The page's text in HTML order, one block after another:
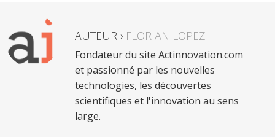
AUTEUR › FLORIAN LOPEZ
Fondateur du site Actinnovation.com
et passionné par les nouvelles
technologies, les découvertes
scientifiques et l'innovation au sens
large.